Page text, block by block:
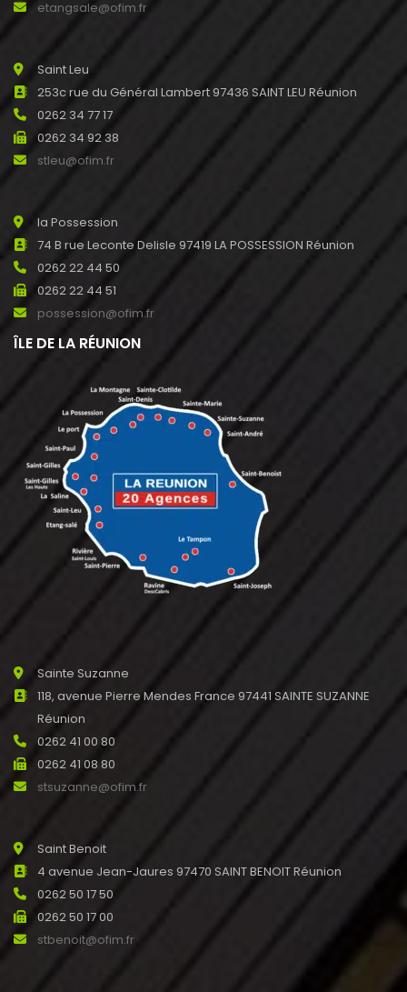
etangsale@ofim.fr
Saint Leu
253c rue du Général Lambert 97436 SAINT LEU Réunion
0262 34 77 17
0262 34 92 38
stleu@ofim.fr
la Possession
74 B rue Leconte Delisle 97419 LA POSSESSION Réunion
0262 22 44 50
0262 22 44 51
possession@ofim.fr
ÎLE DE LA RÉUNION
Sainte Suzanne
118, avenue Pierre Mendes France 97441 SAINTE SUZANNE
Réunion
0262 41 00 80
0262 41 08 80
stsuzanne@ofim.fr
Saint Benoit
4 avenue Jean-Jaures 97470 SAINT BENOIT Réunion
0262 50 17 50
0262 50 17 00
stbenoit@ofim.fr